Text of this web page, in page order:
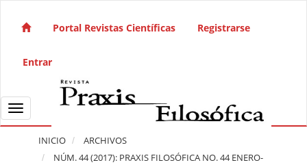
Navegación principal
Barra lateral
Portal Revistas Científicas Registrarse
Entrar
Toggle navigation
INICIO
ARCHIVOS
NÚM. 44 (2017): PRAXIS FILOSÓFICA NO. 44 ENERO-